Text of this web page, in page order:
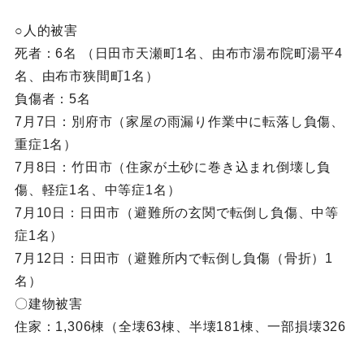
○人的被害
死者：6名 （日田市天瀬町1名、由布市湯布院町湯平4
名、由布市狭間町1名）
負傷者：5名
7月7日：別府市（家屋の雨漏り作業中に転落し負傷、
重症1名）
7月8日：竹田市（住家が土砂に巻き込まれ倒壊し負
傷、軽症1名、中等症1名）
7月10日：日田市（避難所の玄関で転倒し負傷、中等
症1名）
7月12日：日田市（避難所内で転倒し負傷（骨折）1
名）
〇建物被害
住家：1,306棟（全壊63棟、半壊181棟、一部損壊326